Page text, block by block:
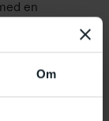
Om
en
en känsla
Med
former för